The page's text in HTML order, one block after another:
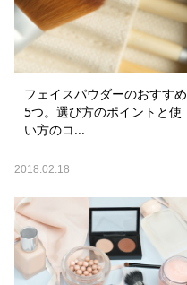
フェイスパウダーのおすすめ
5つ。選び方のポイントと使
い方のコ...
2018.02.18